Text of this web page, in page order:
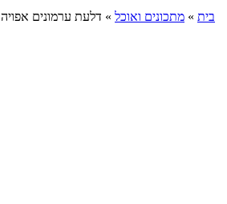
בית » מתכונים ואוכל » דלעת ערמונים אפויה